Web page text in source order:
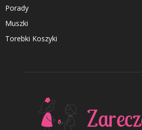
Porady
Muszki
Torebki Koszyki